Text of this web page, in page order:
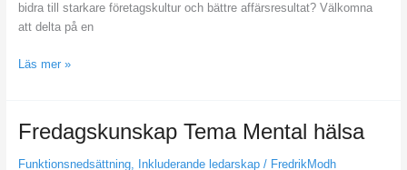
bidra till starkare företagskultur och bättre affärsresultat? Välkomna
att delta på en
Läs mer »
Fredagskunskap Tema Mental hälsa
Funktionsnedsättning, Inkluderande ledarskap/ FredrikModh
Fredagskunskap
Mental